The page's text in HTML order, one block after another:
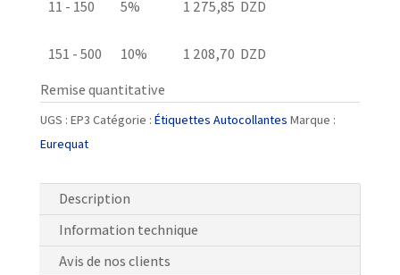
EP3
11 - 150 5% 1 275,85 DZD
151 - 500 10% 1 208,70 DZD
Remise quantitative
UGS : EP3 Catégorie : Étiquettes Autocollantes Marque :
Eurequat
Description
Information technique
Avis de nos clients